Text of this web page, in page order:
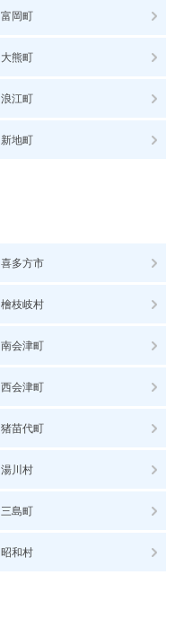
富岡町
大熊町
浪江町
新地町
喜多方市
檜枝岐村
南会津町
西会津町
猪苗代町
湯川村
三島町
昭和村